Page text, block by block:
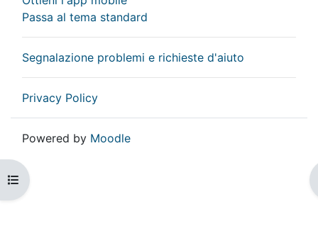
Apri indice del corso
Passa al tema standard
Segnalazione problemi e richieste d'aiuto
Privacy Policy
Powered by Moodle